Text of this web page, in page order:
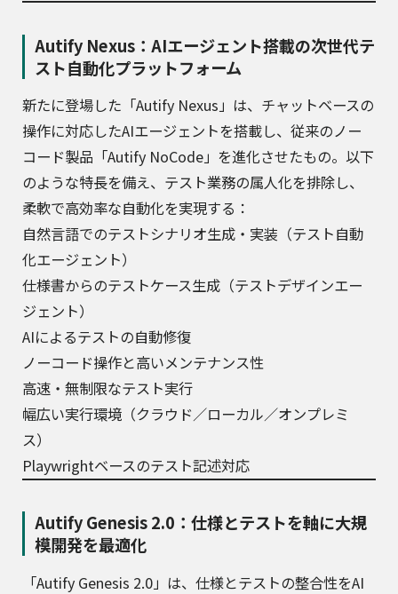
Autify Nexus：AIエージェント搭載の次世代テ
スト自動化プラットフォーム
新たに登場した「Autify Nexus」は、チャットベースの
操作に対応したAIエージェントを搭載し、従来のノー
コード製品「Autify NoCode」を進化させたもの。以下
のような特長を備え、テスト業務の属人化を排除し、
柔軟で高効率な自動化を実現する：
自然言語でのテストシナリオ生成・実装（テスト自動
化エージェント）
仕様書からのテストケース生成（テストデザインエー
ジェント）
AIによるテストの自動修復
ノーコード操作と高いメンテナンス性
高速・無制限なテスト実行
幅広い実行環境（クラウド／ローカル／オンプレミ
ス）
Playwrightベースのテスト記述対応
Autify Genesis 2.0：仕様とテストを軸に大規
模開発を最適化
「Autify Genesis 2.0」は、仕様とテストの整合性をAI